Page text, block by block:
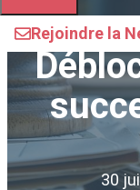
Rejoindre la
30